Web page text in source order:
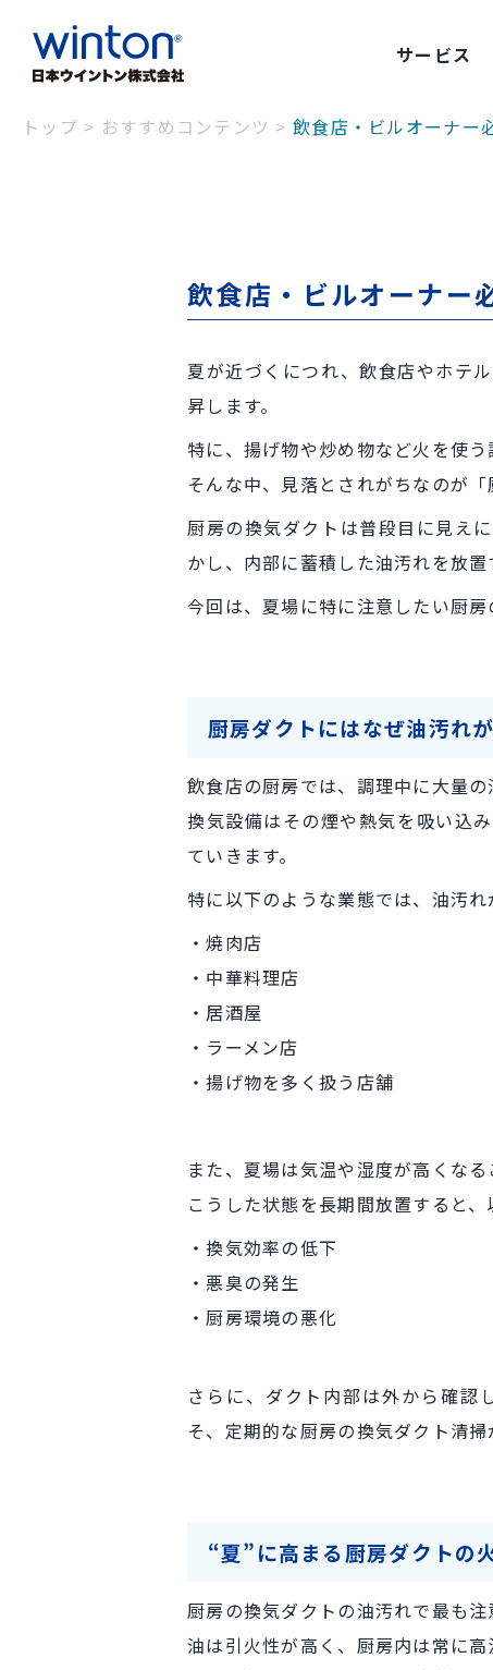
サービス
トップ > おすすめコンテンツ >飲食店・ビルオーナー
飲食店・ビルオーナー
夏が近づくにつれ、飲食店やホテ
昇します。
特に、揚げ物や炒め物など火を使
そんな中、見落とされがちなのが
厨房の換気ダクトは普段目に見え
かし、内部に蓄積した油汚れを放
今回は、夏場に特に注意したい厨
厨房ダクトにはなぜ油汚れ
飲食店の厨房では、調理中に大量の
換気設備はその煙や熱気を吸い込
ていきます。
特に以下のような業態では、油汚れ
・焼肉店
・ 中華料理店
・居酒屋
・ラーメン店
・揚げ物を多く扱う店舗
また、夏場は気温や湿度が高くな
こうした状態を長期間放置すると、
・換気効率の低下
・悪臭の発生
・厨房環境の悪化
さらに、ダクト内部は外から確認
そ、定期的な厨房の換気ダクト清掃
“夏”に高まる厨房ダクトの
厨房の換気ダクトの油汚れで最も注
油は引火性が高く、厨房内は常に